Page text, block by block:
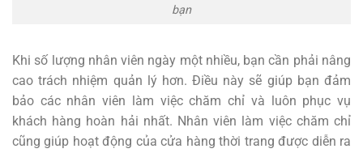
bạn
Khi số lượng nhân viên ngày một nhiều, bạn cần phải nâng
cao trách nhiệm quản lý hơn. Điều này sẽ giúp bạn đảm
bảo các nhân viên làm việc chăm chỉ và luôn phục vụ
khách hàng hoàn hải nhất. Nhân viên làm việc chăm chỉ
cũng giúp hoạt động của cửa hàng thời trang được diễn ra